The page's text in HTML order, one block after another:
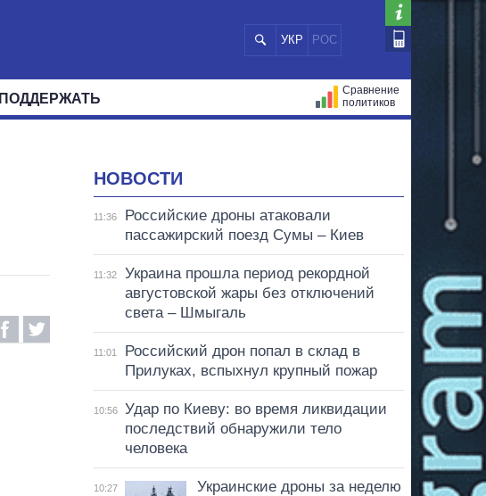
УКР РОС
ПОДДЕРЖАТЬ
Сравнение
политиков
НОВОСТИ
11:36
Российские дроны атаковали
пассажирский поезд Сумы – Киев
11:32
Украина прошла период рекордной
августовской жары без отключений
света – Шмыгаль
11:01
Российский дрон попал в склад в
Прилуках, вспыхнул крупный пожар
10:56
Удар по Киеву: во время ликвидации
последствий обнаружили тело
человека
10:27
Украинские дроны за неделю